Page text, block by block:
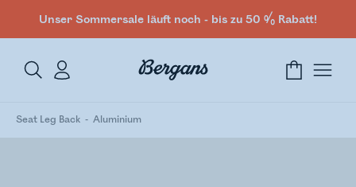
Unser Sommersale läuft noch - bis zu 50 % Rabatt!
Seat Leg Back Aluminium